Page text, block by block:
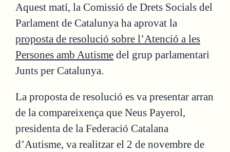
Aquest matí, la Comissió de Drets Socials del
Parlament de Catalunya ha aprovat la
proposta de resolució sobre l’Atenció a les
Persones amb Autisme del grup parlamentari
Junts per Catalunya.
La proposta de resolució es va presentar arran
de la compareixença que Neus Payerol,
presidenta de la Federació Catalana
d’Autisme, va realitzar el 2 de novembre de